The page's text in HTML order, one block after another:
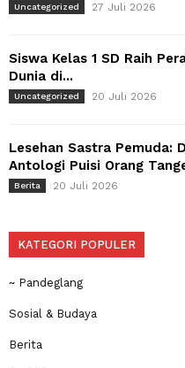
Uncategorized 27 Juli 2026
Siswa Kelas 1 SD Raih
Dunia di...
Uncategorized 20 Juli 2026
Lesehan Sastra Pemuda:
Antologi Puisi Orang
Berita 20 Juli 2026
KATEGORI POPULER
~ Pandeglang
Sosial & Budaya
Berita